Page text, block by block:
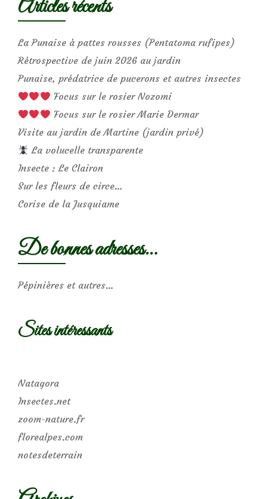
Articles récents
La Punaise à pattes rousses (Pentatoma rufipes)
Rétrospective de juin 2026 au jardin
Punaise, prédatrice de pucerons et autres insectes
Focus sur le rosier Nozomi
Focus sur le rosier Marie Dermar
Visite au jardin de Martine (jardin privé)
La volucelle transparente
Insecte : Le Clairon
Sur les fleurs de circe…
Corise de la Jusquiame
De bonnes adresses…
Pépinières et autres…
Sites intéressants
Natagora
Insectes.net
zoom-nature.fr
florealpes.com
notesdeterrain